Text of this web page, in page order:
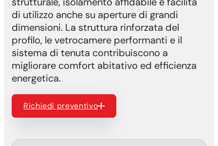
di utilizzo anche su aperture di grandi
dimensioni. La struttura rinforzata del
profilo, le vetrocamere performanti e il
sistema di tenuta contribuiscono a
migliorare comfort abitativo ed efficienza
energetica.
Richiedi preventivo